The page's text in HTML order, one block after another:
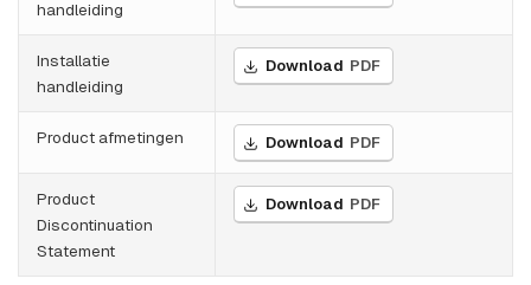
handleiding
Installatie
handleiding
Download PDF
Product afmetingen Download PDF
Product
Discontinuation
Statement
Download PDF